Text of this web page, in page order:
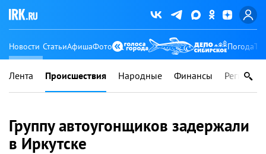
Новости СтатьиАфишаФото Погода
Лента Происшествия Народные Финансы Регионы
Группу автоугонщиков задержали
в Иркутске